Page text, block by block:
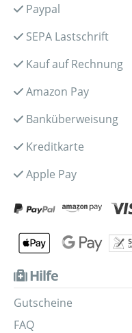
Paypal
SEPA Lastschrift
Kauf auf Rechnung
Amazon Pay
Banküberweisung
Kreditkarte
Apple Pay
Hilfe
Gutscheine
FAQ